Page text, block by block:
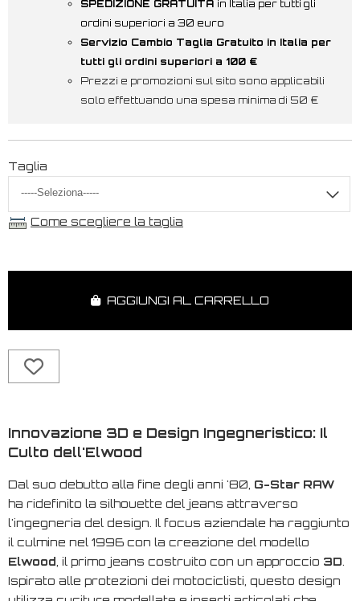
SPEDIZIONE GRATUITA in Italia per tutti gli
ordini superiori a 30 euro
Servizio Cambio Taglia Gratuito in Italia per
tutti gli ordini superiori a 100 €
Prezzi e promozioni sul sito sono applicabili
solo effettuando una spesa minima di 50 €
Taglia
Come scegliere la taglia
AGGIUNGI AL CARRELLO
Innovazione 3D e Design Ingegneristico: Il
Culto dell'Elwood
Dal suo debutto alla fine degli anni '80, G-Star RAW
ha ridefinito la silhouette del jeans attraverso
l'ingegneria del design. Il focus aziendale ha raggiunto
il culmine nel 1996 con la creazione del modello
Elwood , il primo jeans costruito con un approccio 3D.
Ispirato alle protezioni dei motociclisti, questo design